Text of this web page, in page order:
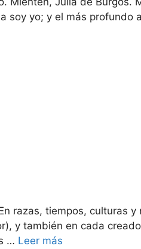
soy yo; y el más profundo
razas, tiempos, culturas y
y también en cada
… Leer más